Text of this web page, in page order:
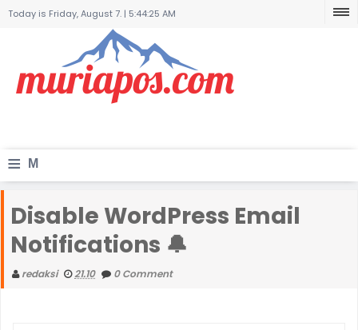
Today is Friday, August 7. | 5:44:25 AM
≡ M
n
u
Disable WordPress Email
Notifications 🔔
redaksi 21.10 0 Comment